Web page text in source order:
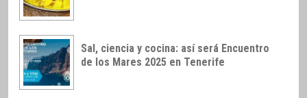
Sal, ciencia y cocina: así será Encuentro
de los Mares 2025 en Tenerife